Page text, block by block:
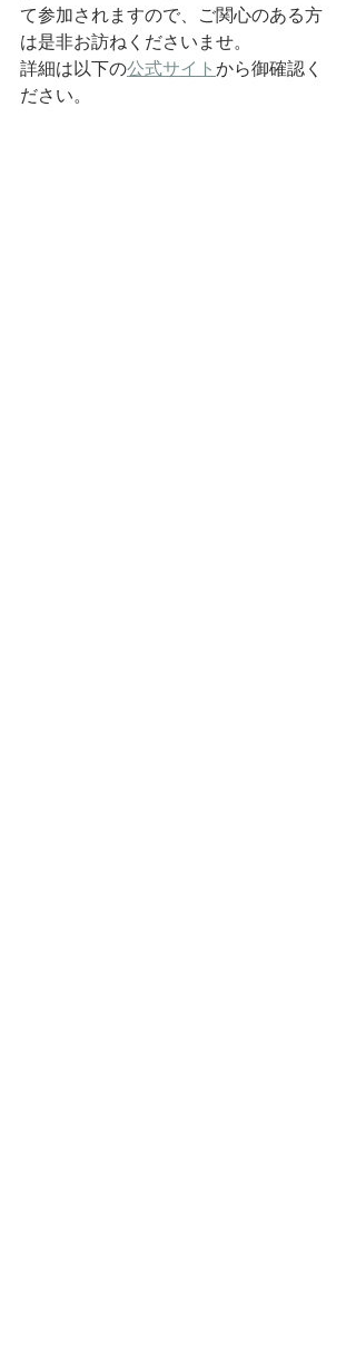
て参加されますので、ご関心のある方
は是非お訪ねくださいませ。
詳細は以下の公式サイト から御確認く
ださい。